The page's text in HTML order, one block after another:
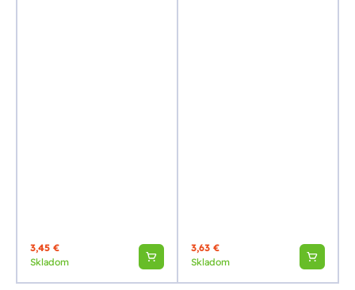
3,45 €
Skladom
3,63 €
Skladom